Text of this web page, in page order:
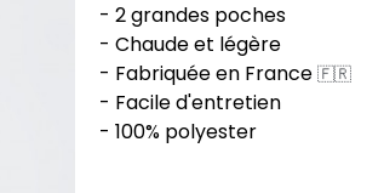
- 2 grandes poches
- Chaude et légère
- Fabriquée en France🇫🇷
- Facile d'entretien
- 100% polyester